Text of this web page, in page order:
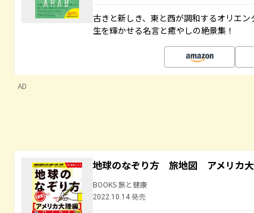
古きと新しき、東と西が調和するオリエ
生を輝かせる名言と癒やしの絶景集！
AD
地球のなぞり方 旅地図 アメリカ
BOOKS 旅と健康
2022.10.14 発売